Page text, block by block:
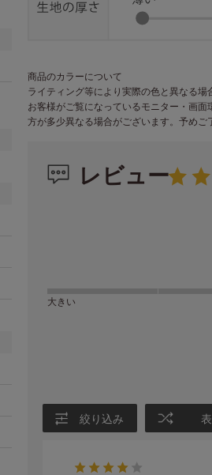
商品のカラーについて
ライティング等により実際の色と異なる
お客様がご覧になっているモニター・画面
方が多少異なる場合がございます。予めご
レビュー
大きい
絞り込み